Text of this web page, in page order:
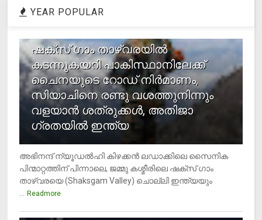
YEAR POPULAR
ഷക്സ് ​ഗാം താഴ്‌വരയിൽ
കടന്നുകയറി പാകിസ്ഥാനിലേക്ക്
ചൈനയുടെ റോഡ് നിർമാണം,
സിയാചിനെ രണ്ടു വശത്തുനിന്നും
വളയാൻ ശത്രുക്കൾ, അതിജാ​
ഗ്രതയിൽ ഇന്ത്യ
അഭിനന്ദ് ന്യൂഡൽഹി കിഴക്കൻ ലഡാക്കിലെ സൈനിക
പിന്മാറ്റത്തിന് പിന്നാലെ, ജമ്മു കശ്മീരിലെ ഷക്സ് ​ഗാം
താഴ്‌വരയെ (Shaksgam Valley) ചൊല്ലി ഇന്ത്യയും
Readmore